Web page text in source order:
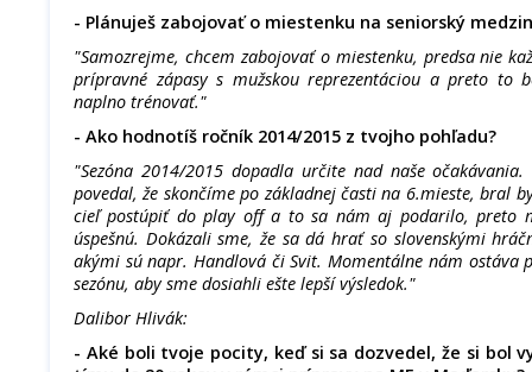
- Plánuješ zabojovať o miestenku na seniorský
"Samozrejme, chcem zabojovať o miestenku, predsa nie
prípravné zápasy s mužskou reprezentáciou a preto to
naplno trénovať."
- Ako hodnotíš ročník 2014/2015 z tvojho pohľadu?
"Sezóna 2014/2015 dopadla určite nad naše
povedal, že skončíme po základnej časti na 6.mieste, bral
cieľ postúpiť do play off a to sa nám aj podarilo, preto
úspešnú. Dokázali sme, že sa dá hrať so slovenskými
akými sú napr. Handlová či Svit. Momentálne nám ostáva
sezónu, aby sme dosiahli ešte lepší výsledok."
Dalibor Hlivák:
- Aké boli tvoje pocity, keď si sa dozvedel, že si bol